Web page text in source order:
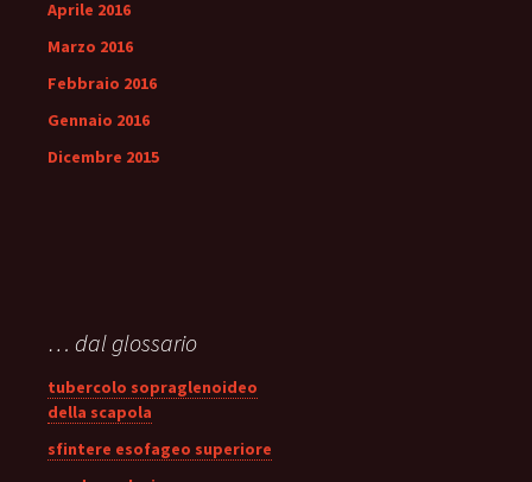
Aprile 2016
Marzo 2016
Febbraio 2016
Gennaio 2016
Dicembre 2015
… dal glossario
tubercolo sopraglenoideo
della scapola
sfintere esofageo superiore